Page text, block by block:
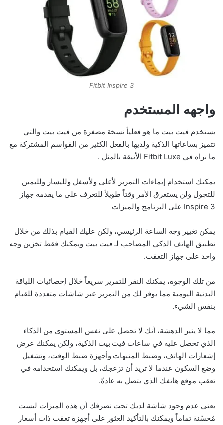
Fitbit Inspire 3
واجهه المستخدم
يستخدم فيت بيت ما هو فعلياً نسخة مصغرة من فيت بيت والتي
تتميز بساعاتها الذكية ولديها بالفعل الكثير من القواسم المشتركة مع
ما نراه في Fitbit Luxe الأنيقة بالمثل .
يمكنك استخدام إيماءات التمرير لأعلى ولأسفل ولليسار ولليمين
للتجول ولن يستغرق الأمر وقتاً طويلاً للتعرف على ما يقدمه جهاز
Inspire 3 على البرنامج والميزات.
يمكن تغيير وجه الساعة الرئيسي، ولكن عليك القيام بذلك من خلال
تطبيق الهاتف الذكي المصاحب لـ فيت بيت ويمكنك فقط تخزين وجه
واحد على جهاز التعقب.
من تلك الوجوه، يمكنك النقر للتمرير سريعاً خلال إحصائيات اللياقة
البدنية اليومية مما يوفر لك من التمرير عبر شاشات متعددة للقيام
بنفس الشيء.
مما لا يثير الدهشة، أنك لا تحصل على نفس المستوى من الذكاء
الذي تحصل عليه في ساعات فيت بيت الذكية، ولكن يمكنك عرض
إشعارات الهاتف، وضبط المنبهات وأجهزة ضبط الوقت، وتشغيل
وضع السكون عندما لا تريد أن تزعجك، بل ويمكنك استخدامه في
تعقب موقع هاتفك الذي يتصل به عادةً.
يعني عدم وجود شاشة لديك تحت تصرفك أن هذه الميزات ليست
مُحسّنة تماماً ويمكنك بالتأكيد العثور على أجهزة تعقب ذات أسعار